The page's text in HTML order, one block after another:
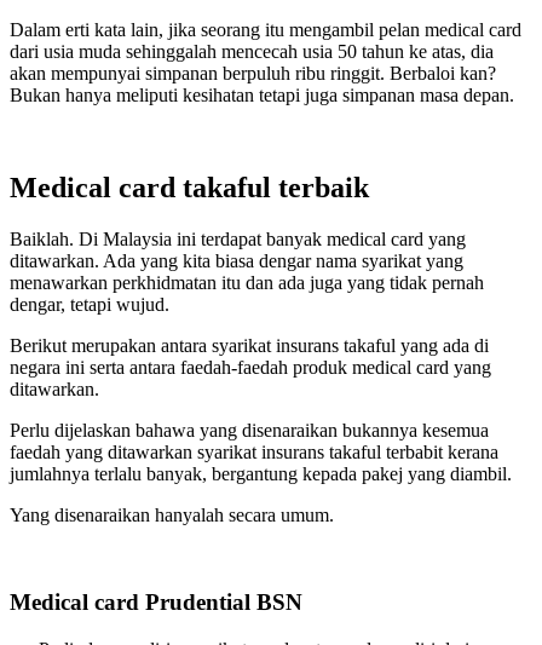
Dalam erti kata lain, jika seorang itu mengambil pelan medical card
dari usia muda sehinggalah mencecah usia 50 tahun ke atas, dia
akan mempunyai simpanan berpuluh ribu ringgit. Berbaloi kan?
Bukan hanya meliputi kesihatan tetapi juga simpanan masa depan.
Medical card takaful terbaik
Baiklah. Di Malaysia ini terdapat banyak medical card yang
ditawarkan. Ada yang kita biasa dengar nama syarikat yang
menawarkan perkhidmatan itu dan ada juga yang tidak pernah
dengar, tetapi wujud.
Berikut merupakan antara syarikat insurans takaful yang ada di
negara ini serta antara faedah-faedah produk medical card yang
ditawarkan.
Perlu dijelaskan bahawa yang disenaraikan bukannya kesemua
faedah yang ditawarkan syarikat insurans takaful terbabit kerana
jumlahnya terlalu banyak, bergantung kepada pakej yang diambil.
Yang disenaraikan hanyalah secara umum.
Medical card Prudential BSN